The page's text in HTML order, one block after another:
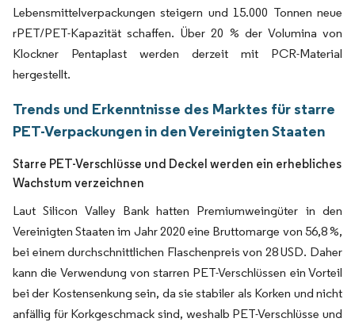
Lebensmittelverpackungen steigern und 15.000 Tonnen neue
rPET/PET-Kapazität schaffen. Über 20 % der Volumina von
Klockner Pentaplast werden derzeit mit PCR-Material
hergestellt.
Trends und Erkenntnisse des Marktes für starre
PET-Verpackungen in den Vereinigten Staaten
Starre PET-Verschlüsse und Deckel werden ein erhebliches
Wachstum verzeichnen
Laut Silicon Valley Bank hatten Premiumweingüter in den
Vereinigten Staaten im Jahr 2020 eine Bruttomarge von 56,8 %,
bei einem durchschnittlichen Flaschenpreis von 28 USD. Daher
kann die Verwendung von starren PET-Verschlüssen ein Vorteil
bei der Kostensenkung sein, da sie stabiler als Korken und nicht
anfällig für Korkgeschmack sind, weshalb PET-Verschlüsse und